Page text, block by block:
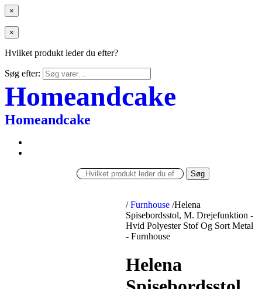
×
×
Hvilket produkt leder du efter?
Søg efter:
Homeandcake
Homeandcake
Søg
/ Furnhouse /Helena
Spisebordsstol, M. Drejefunktion -
Hvid Polyester Stof Og Sort Metal
- Furnhouse
Helena